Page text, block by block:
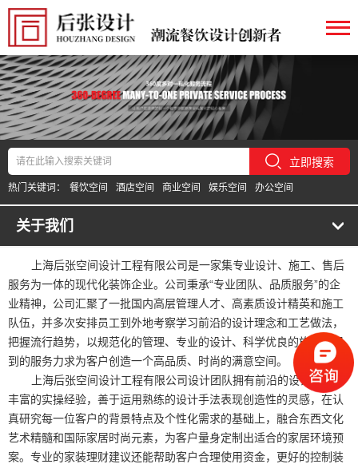
立即搜索
热门关键词： 餐饮空间 酒店空间 商业空间 娱乐空间 办公空间
关于我们
上海后张空间设计工程有限公司是一家集专业设计、施工、售后
服务为一体的现代化装饰企业。公司秉承“专业团队、品质服务”的企
业精神，公司汇聚了一批国内高层管理人才、高素质设计精英和施工
队伍，并多次安排员工到外地考察学习前沿的设计理念和工艺做法，
把握流行趋势，以规范化的管理、专业的设计、科学优良的施工，周
到的服务力求为客户创造一个高品质、时尚的满意空间。
上海后张空间设计工程有限公司设计团队拥有前沿的设计理念和
丰富的实操经验，善于运用熟练的设计手法表现创造性的灵感，在认
真研究每一位客户的背景特点及个性化需求的基础上，融合东西文化
艺术精髓和国际家居时尚元素，为客户量身定制出适合的家居环境预
案。专业的家装理财建议还能帮助客户合理使用资金，更好的控制装